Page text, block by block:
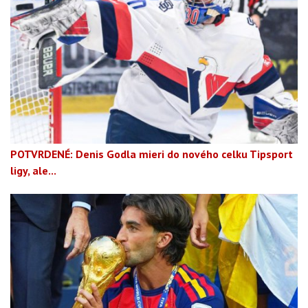
POTVRDENÉ: Denis Godla mieri do nového celku Tipsport
ligy, ale...